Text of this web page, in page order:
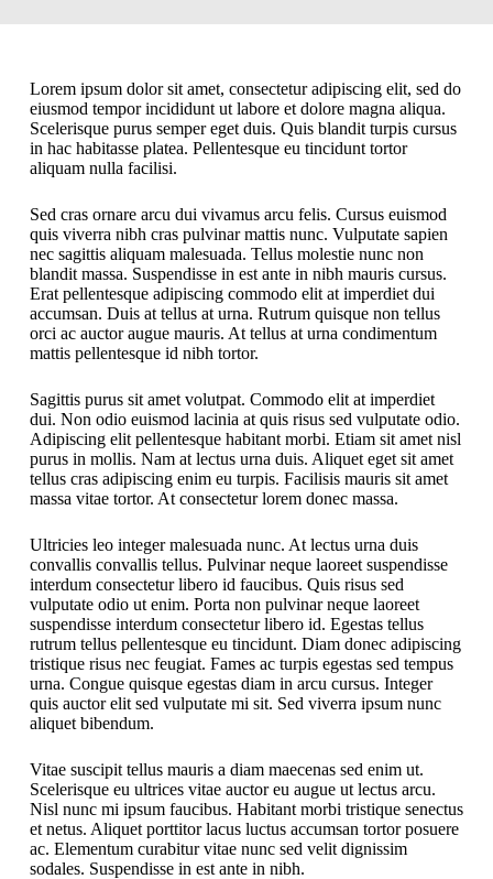
Lorem ipsum dolor sit amet, consectetur adipiscing elit, sed do
eiusmod tempor incididunt ut labore et dolore magna aliqua.
Scelerisque purus semper eget duis. Quis blandit turpis cursus
in hac habitasse platea. Pellentesque eu tincidunt tortor
aliquam nulla facilisi.
Sed cras ornare arcu dui vivamus arcu felis. Cursus euismod
quis viverra nibh cras pulvinar mattis nunc. Vulputate sapien
nec sagittis aliquam malesuada. Tellus molestie nunc non
blandit massa. Suspendisse in est ante in nibh mauris cursus.
Erat pellentesque adipiscing commodo elit at imperdiet dui
accumsan. Duis at tellus at urna. Rutrum quisque non tellus
orci ac auctor augue mauris. At tellus at urna condimentum
mattis pellentesque id nibh tortor.
Sagittis purus sit amet volutpat. Commodo elit at imperdiet
dui. Non odio euismod lacinia at quis risus sed vulputate odio.
Adipiscing elit pellentesque habitant morbi. Etiam sit amet nisl
purus in mollis. Nam at lectus urna duis. Aliquet eget sit amet
tellus cras adipiscing enim eu turpis. Facilisis mauris sit amet
massa vitae tortor. At consectetur lorem donec massa.
Ultricies leo integer malesuada nunc. At lectus urna duis
convallis convallis tellus. Pulvinar neque laoreet suspendisse
interdum consectetur libero id faucibus. Quis risus sed
vulputate odio ut enim. Porta non pulvinar neque laoreet
suspendisse interdum consectetur libero id. Egestas tellus
rutrum tellus pellentesque eu tincidunt. Diam donec adipiscing
tristique risus nec feugiat. Fames ac turpis egestas sed tempus
urna. Congue quisque egestas diam in arcu cursus. Integer
quis auctor elit sed vulputate mi sit. Sed viverra ipsum nunc
aliquet bibendum.
Vitae suscipit tellus mauris a diam maecenas sed enim ut.
Scelerisque eu ultrices vitae auctor eu augue ut lectus arcu.
Nisl nunc mi ipsum faucibus. Habitant morbi tristique senectus
et netus. Aliquet porttitor lacus luctus accumsan tortor posuere
ac. Elementum curabitur vitae nunc sed velit dignissim
sodales. Suspendisse in est ante in nibh.